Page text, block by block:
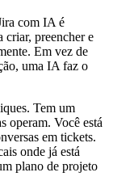
com IA é
criar, preencher e
Em vez de
uma IA faz o
Tem um
operam. Você está
em tickets.
onde já está
plano de projeto